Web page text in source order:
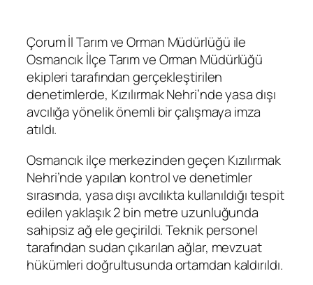
Çorum İl Tarım ve Orman Müdürlüğü ile
Osmancık İlçe Tarım ve Orman Müdürlüğü
ekipleri tarafından gerçekleştirilen
denetimlerde, Kızılırmak Nehri’nde yasa dışı
avcılığa yönelik önemli bir çalışmaya imza
atıldı.
Osmancık ilçe merkezinden geçen Kızılırmak
Nehri’nde yapılan kontrol ve denetimler
sırasında, yasa dışı avcılıkta kullanıldığı tespit
edilen yaklaşık 2 bin metre uzunluğunda
sahipsiz ağ ele geçirildi. Teknik personel
tarafından sudan çıkarılan ağlar, mevzuat
hükümleri doğrultusunda ortamdan kaldırıldı.